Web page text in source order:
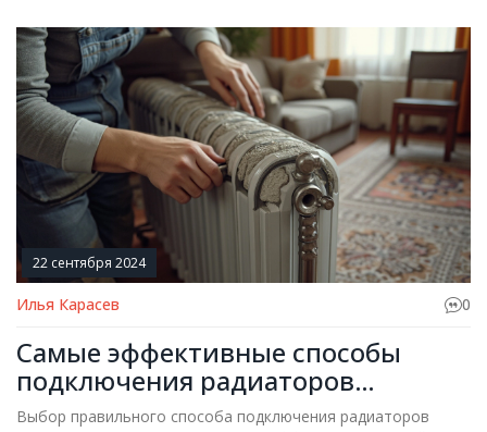
полезные советы по выбору оптимального варианта
именно для вашего дома.
22 сентября 2024
Илья Карасев 0
Самые эффективные способы
подключения радиаторов
отопления
Выбор правильного способа подключения радиаторов